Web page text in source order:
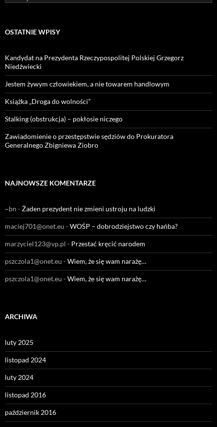
OSTATNIE WPISY
Kandydat na Prezydenta Rzeczypospolitej Polskiej Grzegorz
Niedźwiecki
Jestem żywym człowiekiem, a nie towarem handlowym
Książka „Droga do wolności”
Stalking (obstrukcja) – pokłosie niczego
Zawiadomienie o przestępstwie sędziów do Prokuratora
Generalnego Zbigniewa Ziobro
NAJNOWSZE KOMENTARZE
~bn -Żaden prezydent nie zmieni ustroju na ludzki
maciej701@onet.eu -WOŚP – dobrodziejstwo czy hańba?
marzyciel123@vp.pl - Przestać kręcić narodem
pszczola1@onet.eu -Wiem, że się wam narażę…
pszczola1@onet.eu -Wiem, że się wam narażę…
ARCHIWA
luty 2025
listopad 2024
luty 2024
listopad 2016
październik 2016